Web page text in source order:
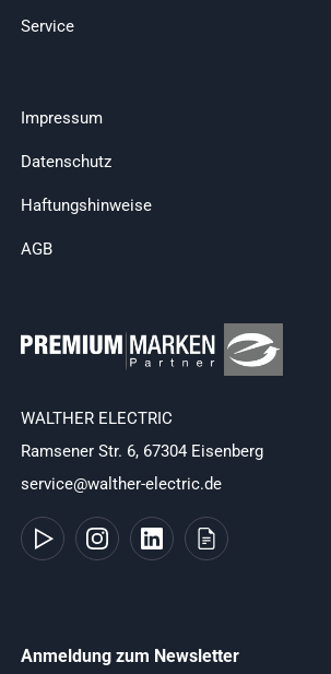
Service
Impressum
Datenschutz
Haftungshinweise
AGB
WALTHER ELECTRIC
Ramsener Str. 6, 67304 Eisenberg
service@walther-electric.de
Anmeldung zum Newsletter